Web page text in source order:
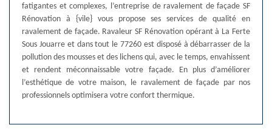
fatigantes et complexes, l’entreprise de ravalement de façade SF
Rénovation à {vile} vous propose ses services de qualité en
ravalement de façade. Ravaleur SF Rénovation opérant à La Ferte
Sous Jouarre et dans tout le 77260 est disposé à débarrasser de la
pollution des mousses et des lichens qui, avec le temps, envahissent
et rendent méconnaissable votre façade. En plus d’améliorer
l’esthétique de votre maison, le ravalement de façade par nos
professionnels optimisera votre confort thermique.